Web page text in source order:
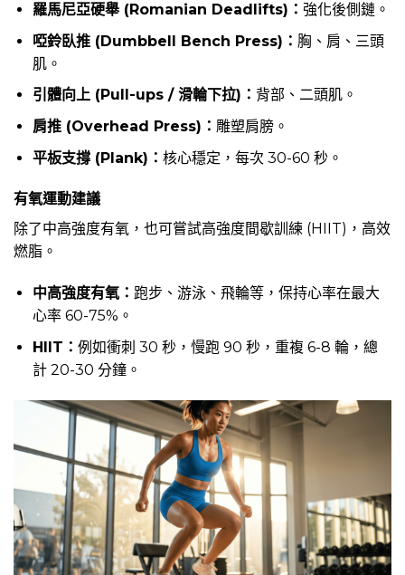
羅馬尼亞硬舉 (Romanian Deadlifts)： 強化後側鏈。
啞鈴臥推 (Dumbbell Bench Press)： 胸、肩、三頭
肌。
引體向上 (Pull-ups / 滑輪下拉)： 背部、二頭肌。
肩推 (Overhead Press)： 雕塑肩膀。
平板支撐 (Plank)： 核心穩定，每次 30-60 秒。
有氧運動建議
除了中高強度有氧，也可嘗試高強度間歇訓練 (HIIT)，高效
燃脂。
中高強度有氧： 跑步、游泳、飛輪等，保持心率在最大
心率 60-75%。
HIIT： 例如衝刺 30 秒，慢跑 90 秒，重複 6-8 輪，總
計 20-30 分鐘。